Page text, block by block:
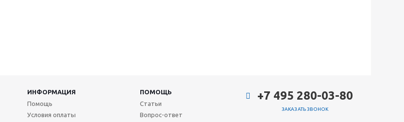
ИНФОРМАЦИЯ
ПОМОЩЬ
Помощь
Условия оплаты
Статьи
Вопрос-ответ
+7 495 280-03-80
ЗАКАЗАТЬ ЗВОНОК